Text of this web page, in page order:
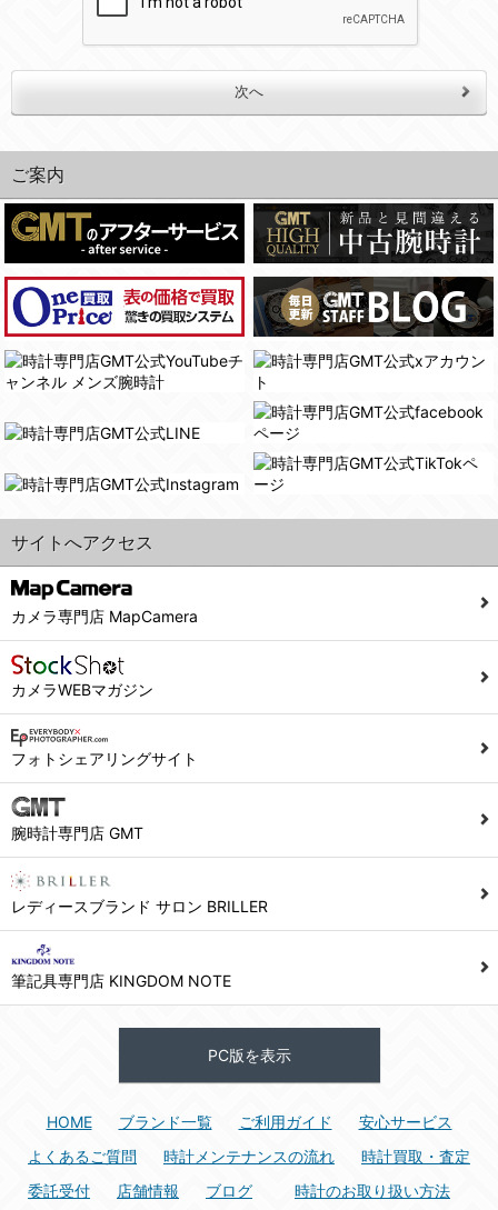
３．個人情報の第三者提供と委託
(2)法令等により開示を求められた場合。
(4)国の機関若しくは地方公共団体又はその委託を受けた者が法令の定める事務を遂行することに対して協力する必要がある場合であって、本人の同意を得ることにより当該事務の遂行に支障を及ぼすおそれがあるとき。
(5)業務を円滑に進めるために、外部業者に個人データの一部又は全部の処理を委託する場合（ただし、委託する場合は委託した個人データの安全管理が図られるように、委託先に対する必要かつ適切な監督を行ないます）。
４．ご提供の任意性
当社への個人情報の提供はお客様の任意ですが、必要な個人情報をご提供いただけない場合、当社のサービス等が利用できない場合がありますのでご了承下さい。
５．ご本人が容易に知覚できない方法による個人情報の取得
また利用者の統計的分析のため、または掲載された広告にクッキーを使用する場合があります。
シュッピン株式会社 個人情報相談窓口
Mail：privacy@syuppin.com (受付)
(2) ユーザーから寄せられた情報を、ユーザーの個人情報を表示せずに開示する場合。
(3) ユーザーが個人情報の開示について同意している場合。
(4) 法令により開示が求められた場合。
(5) 弊社で取り扱う商品またはサービスに関する案内や情報提供（郵便、電子メール等によるダイレクトメールなど）を行なう場合。
(6) 弊社が利用目的を示してユーザーから取得した情報を、その利用目的の範囲内で利用する場合。
6. 情報の提供
1)弊社は、各ユーザーに対し、当該ユーザーの購入商品の情報、及び弊社の特価商品の情報等、ユーザーに有益かつ便利な情報を提供するものとし、ユーザーはこれに同意するものとします。
フォームにて入力されたメールアドレスに、本サイトのお知らせをメールにてお送りさせていただきます。
本サイト会員のお客様は
※設定変更前にログインする必要があります。
メールマガジン会員のお客様はこちら
7. ユーザーの義務
(1) 他のユーザー、第三者もしくは弊社の著作権又はその他の権利を侵害する行為、及び侵害する恐れのある行為。
(6) 犯罪的行為、または犯罪的行為に結びつく行為、もしくはその恐れのある行為。
(9) 弊社の企業活動の運営を妨げるような行為、誹謗するような行為。
(12) その他、法令に違反または違反する恐れのある行為。
(13) その他、弊社が不適切と判断する行為。
2) ユーザーは、本サイト及び本サービスの利用により、弊社または第三者が損害を被ったときは、かかる損害を賠償するものとします。
ご案内
サイトへアクセス
カメラ専門店 MapCamera
カメラWEBマガジン
フォトシェアリングサイト
腕時計専門店 GMT
レディースブランド サロン BRILLER
筆記具専門店 KINGDOM NOTE
PC版を表示
HOME ブランド一覧 ご利用ガイド
安心サービス
よくあるご質問
時計メンテナンスの流れ
時計買取・査定
委託受付
店舗情報 ブログ 時計のお取り扱い方法